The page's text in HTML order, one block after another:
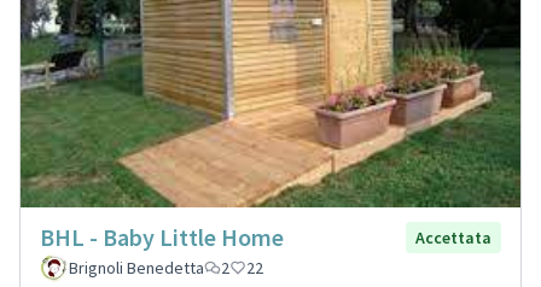
BHL - Baby Little Home
Accettata
Brignoli Benedetta
2 22